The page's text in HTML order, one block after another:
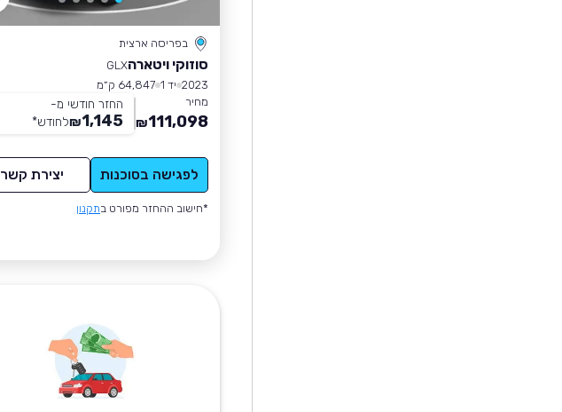
בפריסה ארצית
סוזוקי ויטארהGLX
2023 יד 1
64,847 ק״מ
מחיר
111,098
₪
החזר חודשי מ-
1,145
₪לחודש*
לפגישה בסוכנות יצירת קשר
*חישוב ההחזר מפורט בתקנון